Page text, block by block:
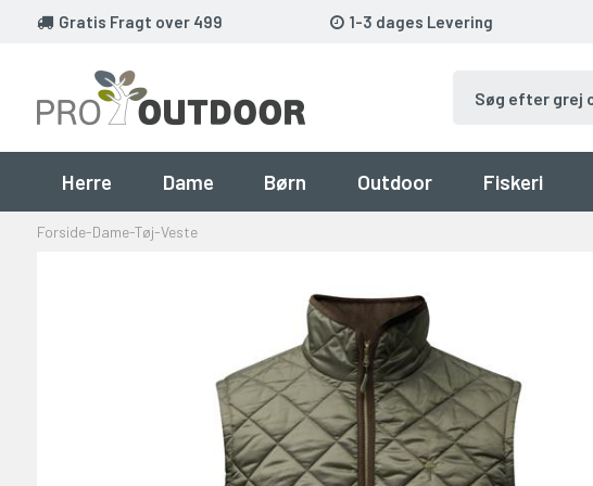
Gratis Fragt over 499 1-3 dages Levering
Herre Dame Børn Outdoor Fiskeri
Forside-Dame-Tøj-Veste